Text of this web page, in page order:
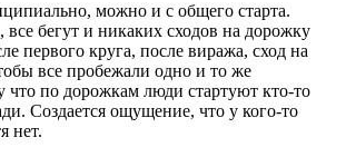
можно и с общего старта.
все бегут и никаких сходов на дорожку
первого круга, после виража, сход на
все пробежали одно и то же
что по дорожкам люди стартуют кто-то
Создается ощущение, что у кого-то
нет.